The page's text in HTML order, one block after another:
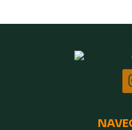
Como saber se meu
receber meus resíduos?
Como saber se preciso
Como saber se você